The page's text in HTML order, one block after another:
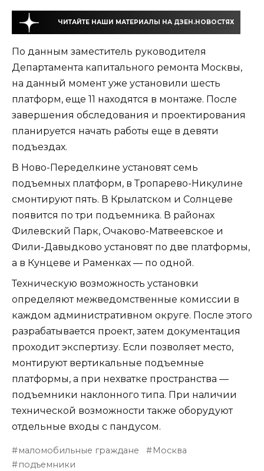
ЧИТАЙТЕ НАШИ МАТЕРИАЛЫ НА ДЗЕН.НОВОСТЯХ
По данным заместитель руководителя
Департамента капитального ремонта Москвы,
на данный момент уже установили шесть
платформ, еще 11 находятся в монтаже. После
завершения обследования и проектирования
планируется начать работы еще в девяти
подъездах.
В Ново-Переделкине установят семь
подъемных платформ, в Тропарево-Никулине
смонтируют пять. В Крылатском и Солнцеве
появится по три подъемника. В районах
Филевский Парк, Очаково-Матвеевское и
Фили-Давыдково установят по две платформы,
а в Кунцеве и Раменках — по одной.
Техническую возможность установки
определяют межведомственные комиссии в
каждом административном округе. После этого
разрабатывается проект, затем документация
проходит экспертизу. Если позволяет место,
монтируют вертикальные подъемные
платформы, а при нехватке пространства —
подъемники наклонного типа. При наличии
технической возможности также оборудуют
отдельные входы с пандусом.
маломобильные граждане
Москва
подъемники